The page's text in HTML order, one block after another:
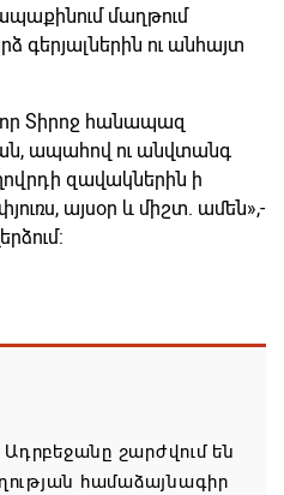
մաղթում
գերյալներին ու անհայտ
Տիրոջ հանապազ
ապահով ու անվտանգ
զավակներին ի
այսօր և միշտ. ամեն»,-
շարժվում են
համաձայնագիր